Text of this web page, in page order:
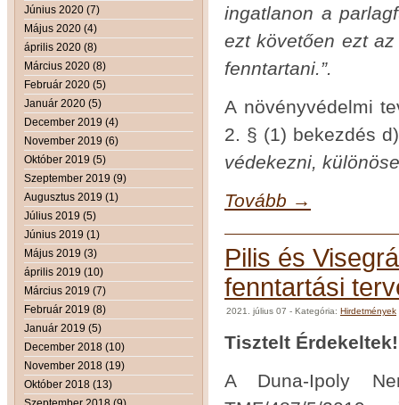
Június 2020 (7)
Május 2020 (4)
április 2020 (8)
Március 2020 (8)
Február 2020 (5)
Január 2020 (5)
December 2019 (4)
November 2019 (6)
Október 2019 (5)
Szeptember 2019 (9)
Augusztus 2019 (1)
Július 2019 (5)
Június 2019 (1)
Május 2019 (3)
április 2019 (10)
Március 2019 (7)
Február 2019 (8)
Január 2019 (5)
December 2018 (10)
November 2018 (19)
Október 2018 (13)
ingatlanon a
ezt követően ezt
fenntartani.”.
A növényvédelmi
2. § (1) bekezdés
védekezni,
Tovább →
Pilis és
fenntartási
2021. július 07 - Kategória: Hirdetmények
Tisztelt Érdekeltek!
A Duna-Ipoly